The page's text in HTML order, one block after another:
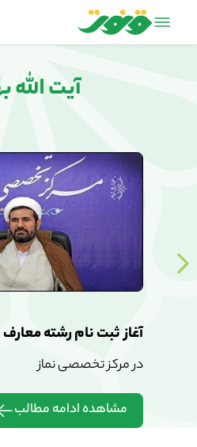
آیت
آغاز ثبت نام رشته معارف
در مرکز تخصصی نماز
مشاهده ادامه مطالب